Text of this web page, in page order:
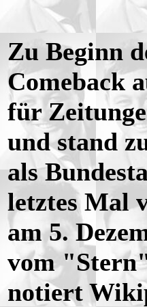
Zu Beginn
Comeback
für
und stand
als
letztes Mal
am 5.
vom
notiert